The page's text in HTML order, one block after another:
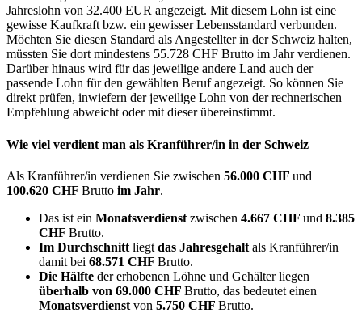
Jahreslohn von 32.400 EUR angezeigt. Mit diesem Lohn ist eine
gewisse Kaufkraft bzw. ein gewisser Lebensstandard verbunden.
Möchten Sie diesen Standard als Angestellter in der Schweiz halten,
müssten Sie dort mindestens 55.728 CHF Brutto im Jahr verdienen.
Darüber hinaus wird für das jeweilige andere Land auch der
passende Lohn für den gewählten Beruf angezeigt. So können Sie
direkt prüfen, inwiefern der jeweilige Lohn von der rechnerischen
Empfehlung abweicht oder mit dieser übereinstimmt.
Wie viel verdient man als Kranführer/in in der Schweiz
Als Kranführer/in verdienen Sie zwischen 56.000 CHF und
100.620 CHF Brutto im Jahr.
Das ist ein Monatsverdienst zwischen 4.667 CHF und 8.385
CHF Brutto.
Im Durchschnitt liegt das Jahresgehalt als Kranführer/in
damit bei 68.571 CHF Brutto.
Die Hälfte der erhobenen Löhne und Gehälter liegen
überhalb von 69.000 CHF Brutto, das bedeutet einen
Monatsverdienst von 5.750 CHF Brutto.